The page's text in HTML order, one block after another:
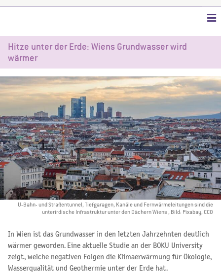
Hitze unter der Erde: Wiens Grundwasser wird
wärmer
U-Bahn- und Straßentunnel, Tiefgaragen, Kanäle und Fernwärmeleitungen sind die
unterirdische Infrastruktur unter den Dächern Wiens , Bild: Pixabay, CCO
In Wien ist das Grundwasser in den letzten Jahrzehnten deutlich
wärmer geworden. Eine aktuelle Studie an der BOKU University
zeigt, welche negativen Folgen die Klimaerwärmung für Ökologie,
Wasserqualität und Geothermie unter der Erde hat.